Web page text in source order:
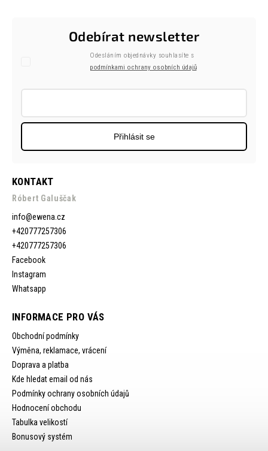
KONTAKT
Róbert Galuščak
info@ewena.cz
+420777257306
+420777257306
Facebook
Instagram
Whatsapp
INFORMACE PRO VÁS
Obchodní podmínky
Výměna, reklamace, vrácení
Doprava a platba
Kde hledat email od nás
Podmínky ochrany osobních údajů
Hodnocení obchodu
Tabulka velikostí
Bonusový systém
Odebírat newsletter
Odesláním objednávky souhlasíte s
podmínkami ochrany osobních údajů
Přihlásit se